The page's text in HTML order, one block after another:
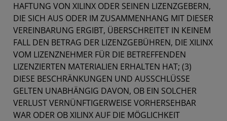
HAFTUNG VON XILINX ODER SEINEN LIZENZGEBERN,
DIE SICH AUS ODER IM ZUSAMMENHANG MIT DIESER
VEREINBARUNG ERGIBT, ÜBERSCHREITET IN KEINEM
FALL DEN BETRAG DER LIZENZGEBÜHREN, DIE XILINX
VOM LIZENZNEHMER FÜR DIE BETREFFENDEN
LIZENZIERTEN MATERIALIEN ERHALTEN HAT; (3)
DIESE BESCHRÄNKUNGEN UND AUSSCHLÜSSE
GELTEN UNABHÄNGIG DAVON, OB EIN SOLCHER
VERLUST VERNÜNFTIGERWEISE VORHERSEHBAR
WAR ODER OB XILINX AUF DIE MÖGLICHKEIT